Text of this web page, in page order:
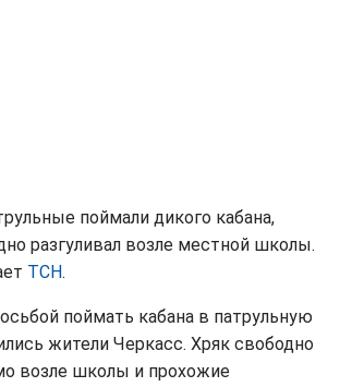
поймали дикого кабана,
разгуливал возле местной школы.
ТСН.
поймать кабана в патрульную
жители Черкасс. Хряк свободно
возле школы и прохожие